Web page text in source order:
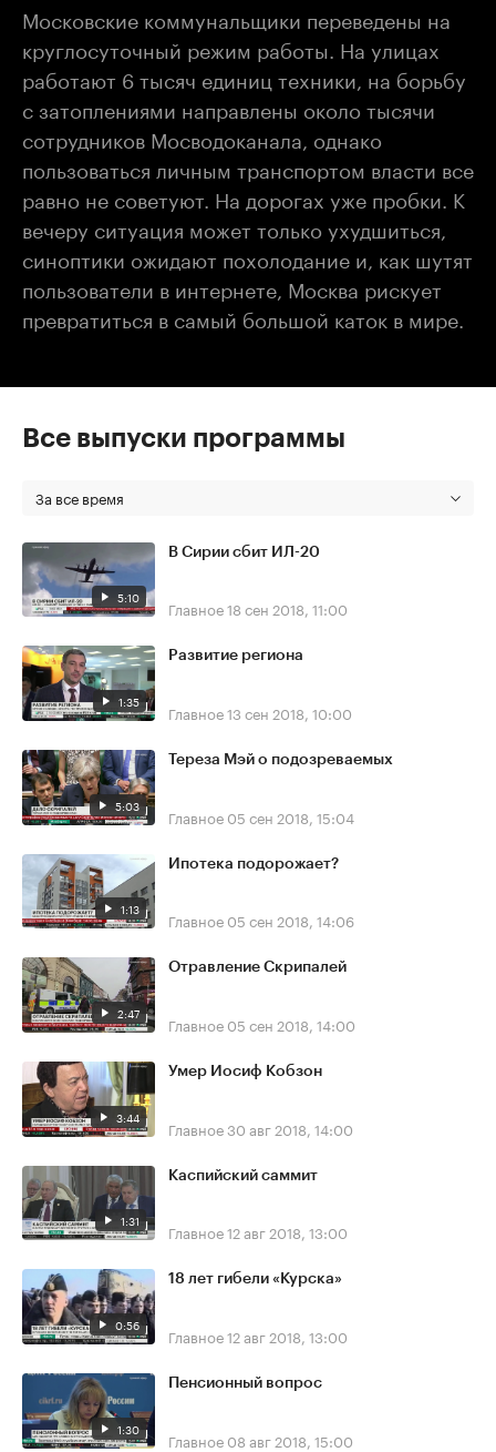
Московские коммунальщики переведены на
круглосуточный режим работы. На улицах
работают 6 тысяч единиц техники, на борьбу
с затоплениями направлены около тысячи
сотрудников Мосводоканала, однако
пользоваться личным транспортом власти все
равно не советуют. На дорогах уже пробки. К
вечеру ситуация может только ухудшиться,
синоптики ожидают похолодание и, как шутят
пользователи в интернете, Москва рискует
превратиться в самый большой каток в мире.
Все выпуски программы
За все время
5:10
В Сирии сбит ИЛ-20
Главное18 сен 2018, 11:00
1:35
Развитие региона
Главное13 сен 2018, 10:00
5:03
Тереза Мэй о подозреваемых
Главное 05 сен 2018, 15:04
1:13
Ипотека подорожает?
Главное 05 сен 2018, 14:06
2:47
Отравление Скрипалей
Главное 05 сен 2018, 14:00
3:44
Умер Иосиф Кобзон
Главное30 авг 2018, 14:00
1:31
Каспийский саммит
Главное12 авг 2018, 13:00
0:56
18 лет гибели «Курска»
Главное12 авг 2018, 13:00
1:30
Пенсионный вопрос
Главное 08 авг 2018, 15:00